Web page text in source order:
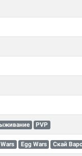
PVP
Egg Wars Скай Варс